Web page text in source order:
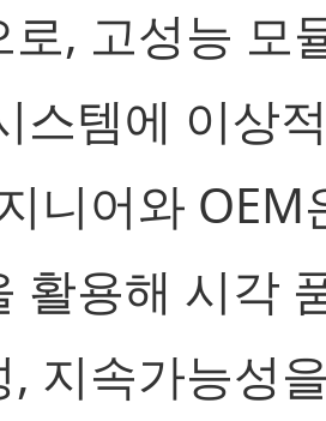
로, 고성능 모
스템에 이상
니어와 OEM
활용해 시각
, 지속가능성